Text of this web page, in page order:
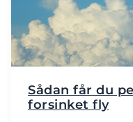
Sådan får du
forsinket fly